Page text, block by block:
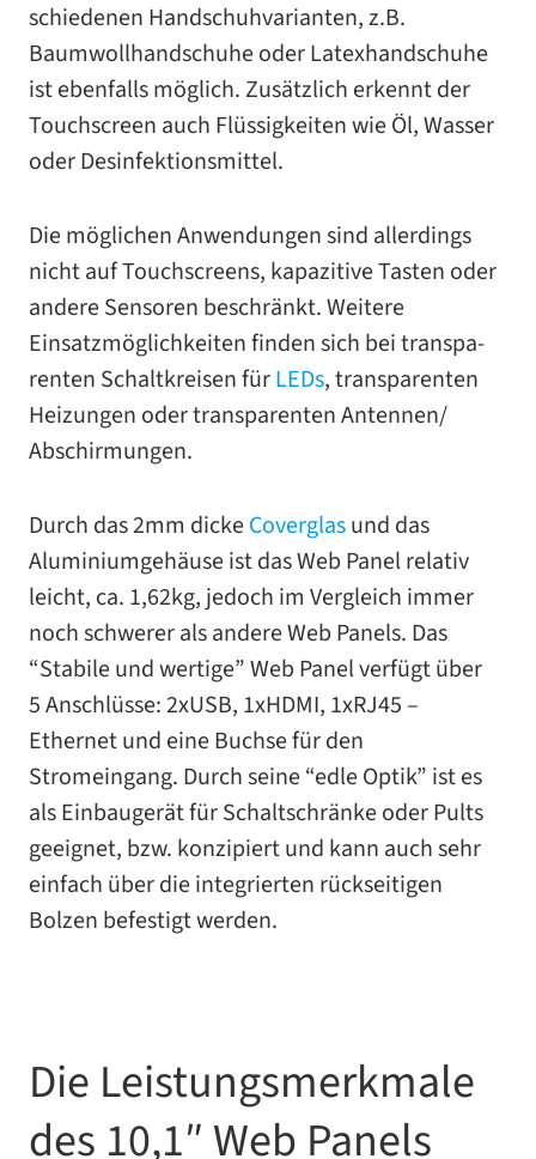
schie­de­nen Handschuhvarianten, z.B.
Baumwollhandschuhe oder Latexhandschuhe
ist eben­falls mög­lich. Zusätzlich erkennt der
Touchscreen auch Flüssigkeiten wie Öl, Wasser
oder Desinfektionsmittel.
Die mög­li­chen Anwendungen sind aller­dings
nicht auf Touchscreens, kapa­zi­tive Tasten oder
andere Sensoren beschränkt. Weitere
Einsatzmöglichkeiten fin­den sich bei trans­pa­
ren­ten Schaltkreisen fürLEDs, trans­pa­ren­ten
Heizungen oder trans­pa­ren­ten Antennen/​
Abschirmungen.
Durch das 2mm dickeCoverglasund das
Aluminiumgehäuse ist das Web Panel rela­tiv
leicht, ca. 1,62kg, jedoch im Vergleich immer
noch schwe­rer als andere Web Panels. Das
“Stabile und wer­tige” Web Panel ver­fügt über
5 Anschlüsse: 2xUSB, 1xHDMI, 1xRJ45 –
Ethernet und eine Buchse für den
Stromeingang. Durch seine “edle Optik” ist es
als Einbaugerät für Schaltschränke oder Pults
geeig­net, bzw. kon­zi­piert und kann auch sehr
ein­fach über die inte­grier­ten rück­sei­ti­gen
Bolzen befes­tigt werden.
Die Leistungsmerkmale
des 10,1″ Web Panels